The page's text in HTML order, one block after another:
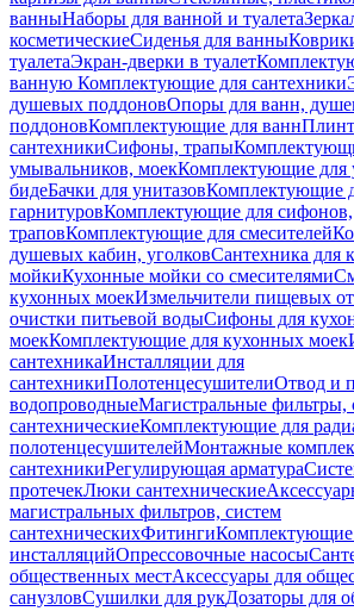
ванныНаборы для ванной и туалета
косметическиеСиденья для ванны
туалетаЭкран-дверки в туалет
ванную Комплектующие для сантехники
душевых поддоновОпоры для ванн,
поддоновКомплектующие для ванн
сантехникиСифоны, трапы
умывальников, моекКомплектующие для
бидеБачки для унитазовКомплектующие
гарнитуровКомплектующие для сифонов,
траповКомплектующие для смесителей
душевых кабин, уголковСантехника для
мойкиКухонные мойки со смесителями
кухонных моекИзмельчители пищевых
очистки питьевой водыСифоны для
моекКомплектующие для кухонных моек
сантехникаИнсталляции для
сантехникиПолотенцесушителиОтвод и
водопроводныеМагистральные фильтры,
сантехническиеКомплектующие для
полотенцесушителейМонтажные
сантехникиРегулирующая арматура
протечекЛюки сантехнические
магистральных фильтров, систем
сантехническихФитингиКомплектующие
инсталляцийОпрессовочные насосы
общественных местАксессуары для
санузловСушилки для рукДозаторы для